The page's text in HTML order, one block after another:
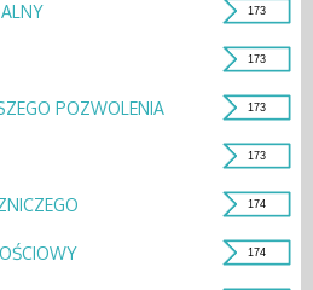
173
173
POZWOLENIA 173
173
174
174